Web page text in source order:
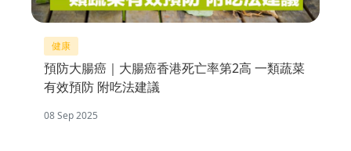
健康
預防大腸癌｜大腸癌香港死亡率第2高 一類蔬菜
有效預防 附吃法建議
08 Sep 2025